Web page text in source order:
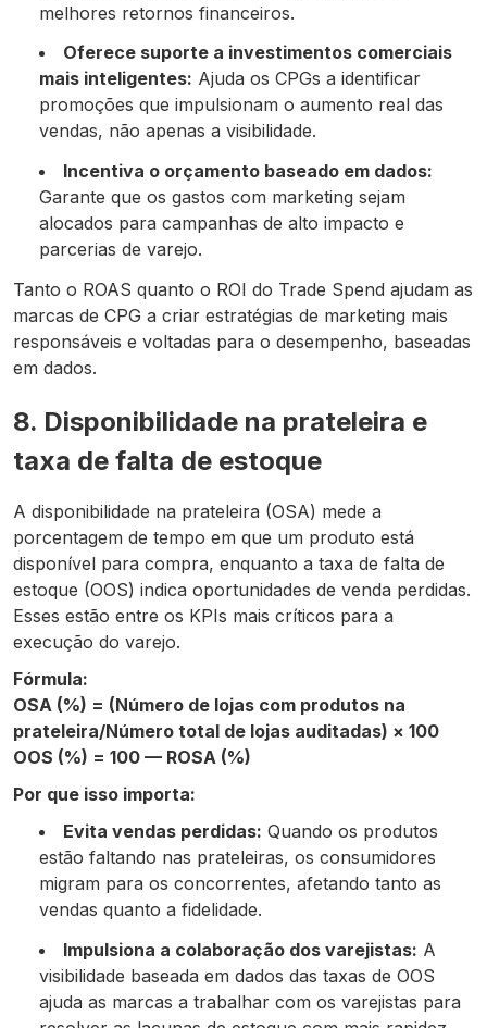
melhores retornos financeiros.
Oferece suporte a investimentos comerciais
mais inteligentes: Ajuda os CPGs a identificar
promoções que impulsionam o aumento real das
vendas, não apenas a visibilidade.
Incentiva o orçamento baseado em dados:
Garante que os gastos com marketing sejam
alocados para campanhas de alto impacto e
parcerias de varejo.
Tanto o ROAS quanto o ROI do Trade Spend ajudam as
marcas de CPG a criar estratégias de marketing mais
responsáveis e voltadas para o desempenho, baseadas
em dados.
8. Disponibilidade na prateleira e
taxa de falta de estoque
A disponibilidade na prateleira (OSA) mede a
porcentagem de tempo em que um produto está
disponível para compra, enquanto a taxa de falta de
estoque (OOS) indica oportunidades de venda perdidas.
Esses estão entre os KPIs mais críticos para a
execução do varejo.
Fórmula:
OSA (%) = (Número de lojas com produtos na
prateleira/Número total de lojas auditadas) × 100
OOS (%) = 100 — ROSA (%)
Por que isso importa:
Evita vendas perdidas: Quando os produtos
estão faltando nas prateleiras, os consumidores
migram para os concorrentes, afetando tanto as
vendas quanto a fidelidade.
Impulsiona a colaboração dos varejistas: A
visibilidade baseada em dados das taxas de OOS
ajuda as marcas a trabalhar com os varejistas para